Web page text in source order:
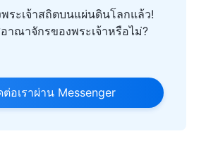
ระเจ้าสถิตบนแผ่นดินโลกแล้ว!
าณาจักรของพระเจ้าหรือไม่?
ต่อเราผ่าน Messenger